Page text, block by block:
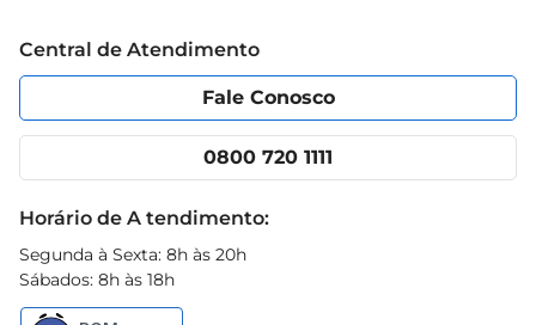
Política de Privacidade
Portal do fornecedor
Cencosud Media
Código de Ética
App Prezunic
Central de Atendimento
Fale Conosco
0800 720 1111
Horário de A tendimento:
Segunda à Sexta: 8h às 20h
Sábados: 8h às 18h